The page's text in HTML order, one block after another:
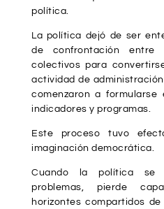
política.
La política dejó de ser
de confrontación entre
colectivos para
actividad de
comenzaron a
indicadores y programas.
Este proceso tuvo
imaginación democrática.
Cuando la política se
problemas, pierde
horizontes compartidos